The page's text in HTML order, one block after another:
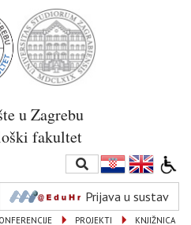
u Zagrebu
fakultet
Prijava u sustav
KNJIŽNICA
PROJEKTI